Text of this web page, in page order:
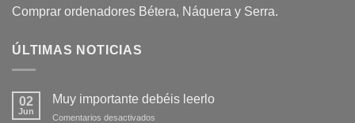
Comprar ordenadores Bétera, Náquera y Serra.
ÚLTIMAS NOTICIAS
02
Jun
Muy importante debéis leerlo
Comentarios desactivados